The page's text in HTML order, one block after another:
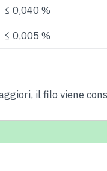
≤ 0,040 %
≤ 0,005 %
il filo viene